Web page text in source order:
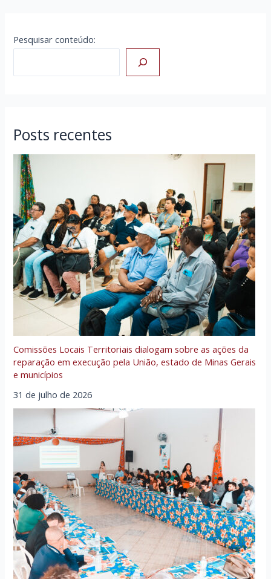
Pesquisar conteúdo:
Posts recentes
Comissões Locais Territoriais dialogam sobre as ações da
reparação em execução pela União, estado de Minas Gerais
e municípios
31 de julho de 2026